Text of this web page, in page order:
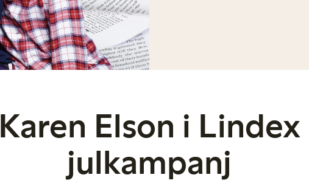
Karen Elson i Lindex
julkampanj